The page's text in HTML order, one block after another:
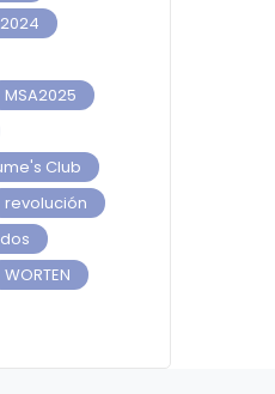
MSA2025
Club
revolución
WORTEN